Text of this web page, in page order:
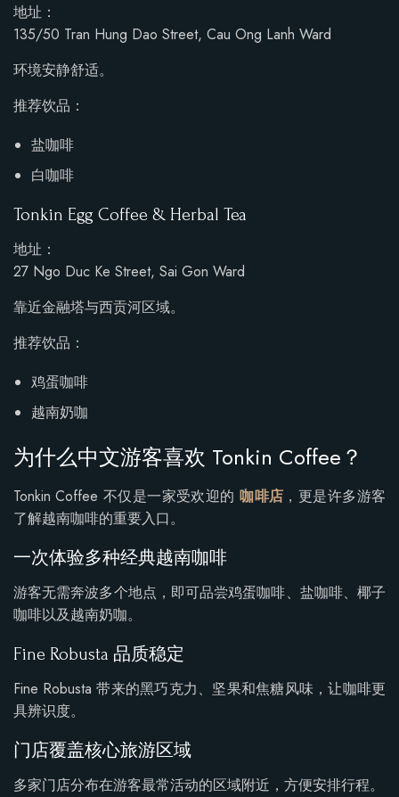
地址：
135/50 Tran Hung Dao Street, Cau Ong Lanh Ward
环境安静舒适。
推荐饮品：
盐咖啡
白咖啡
Tonkin Egg Coffee & Herbal Tea
地址：
27 Ngo Duc Ke Street, Sai Gon Ward
靠近金融塔与西贡河区域。
推荐饮品：
鸡蛋咖啡
越南奶咖
为什么中文游客喜欢 Tonkin Coffee？
Tonkin Coffee 不仅是一家受欢迎的咖啡店 ，更是许多游客
了解越南咖啡的重要入口。
一次体验多种经典越南咖啡
游客无需奔波多个地点，即可品尝鸡蛋咖啡、盐咖啡、椰子
咖啡以及越南奶咖。
Fine Robusta 品质稳定
Fine Robusta 带来的黑巧克力、坚果和焦糖风味，让咖啡更
具辨识度。
门店覆盖核心旅游区域
多家门店分布在游客最常活动的区域附近，方便安排行程。